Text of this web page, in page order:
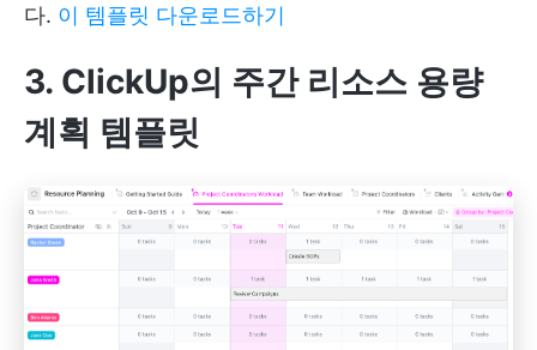
다. 이 템플릿 다운로드하기
3. ClickUp의 주간 리소스 용량
계획 템플릿